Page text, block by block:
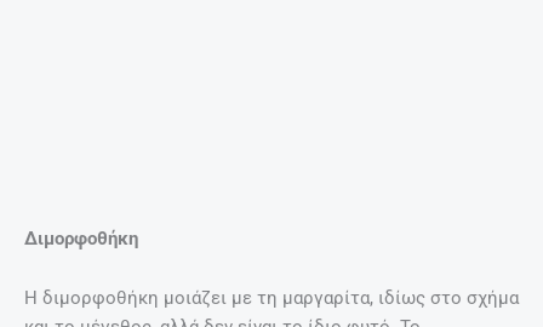
Διμορφοθήκη
Η διμορφοθήκη μοιάζει με τη μαργαρίτα, ιδίως στο σχήμα